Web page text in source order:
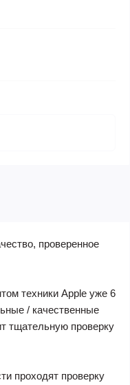
проверенное
техники Apple уже 6
/ качественные
тщательную проверку
проходят проверку